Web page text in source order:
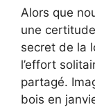
Alors que
une
secret de la
l’effort
partagé.
bois en